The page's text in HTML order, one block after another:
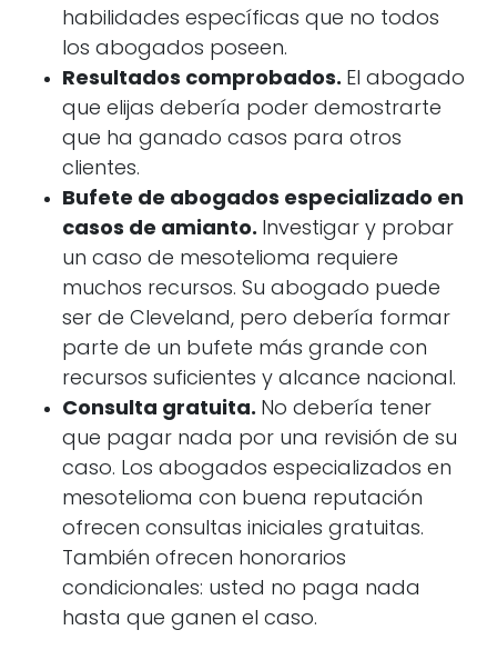
habilidades específicas que no todos
los abogados poseen.
Resultados comprobados. El abogado
que elijas debería poder demostrarte
que ha ganado casos para otros
clientes.
Bufete de abogados especializado en
casos de amianto. Investigar y probar
un caso de mesotelioma requiere
muchos recursos. Su abogado puede
ser de Cleveland, pero debería formar
parte de un bufete más grande con
recursos suficientes y alcance nacional.
Consulta gratuita. No debería tener
que pagar nada por una revisión de su
caso. Los abogados especializados en
mesotelioma con buena reputación
ofrecen consultas iniciales gratuitas.
También ofrecen honorarios
condicionales: usted no paga nada
hasta que ganen el caso.